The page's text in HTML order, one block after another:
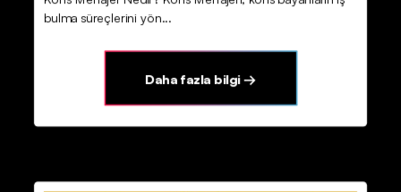
bulma süreçlerini yön...
Daha fazla bilgi →